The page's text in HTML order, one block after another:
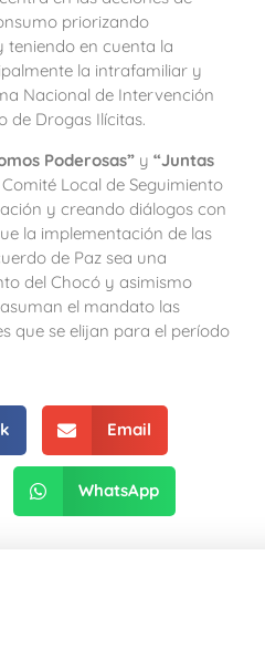
priorizando
teniendo en cuenta la
la intrafamiliar y
Nacional de Intervención
de Drogas Ilícitas.
Poderosas” y “Juntas
Comité Local de Seguimiento
y creando diálogos con
la implementación de las
de Paz sea una
del Chocó y asimismo
el mandato las
que se elijan para el período
Email
WhatsApp